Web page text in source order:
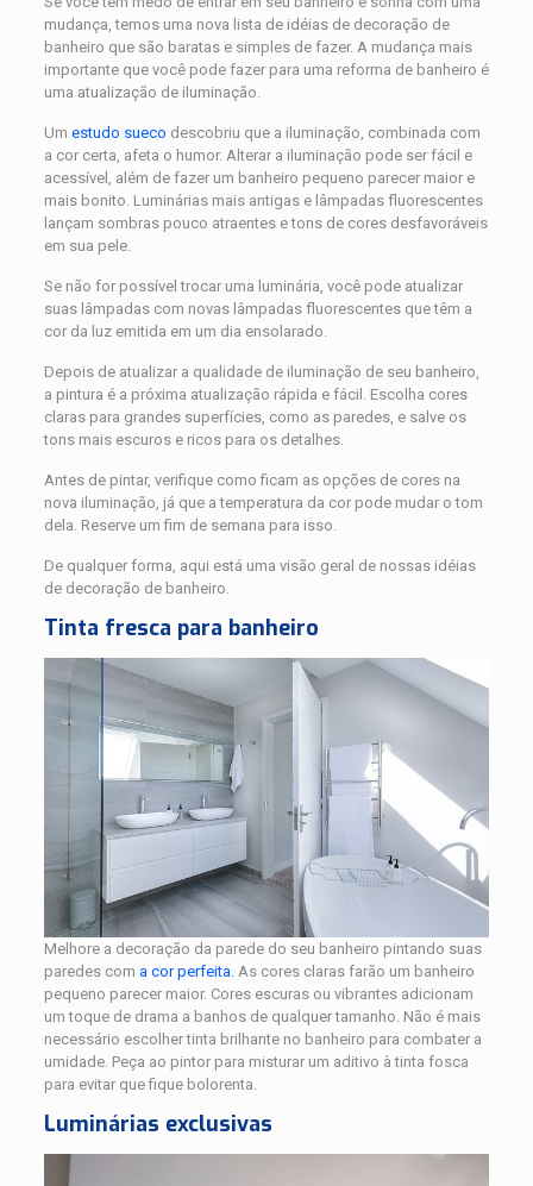
mudança, temos uma nova lista de idéias de decoração de
banheiro que são baratas e simples de fazer. A mudança mais
importante que você pode fazer para uma reforma de banheiro é
uma atualização de iluminação.
Um estudo sueco descobriu que a iluminação, combinada com
a cor certa, afeta o humor. Alterar a iluminação pode ser fácil e
acessível, além de fazer um banheiro pequeno parecer maior e
mais bonito. Luminárias mais antigas e lâmpadas fluorescentes
lançam sombras pouco atraentes e tons de cores desfavoráveis
​​em sua pele.
Se não for possível trocar uma luminária, você pode atualizar
suas lâmpadas com novas lâmpadas fluorescentes que têm a
cor da luz emitida em um dia ensolarado.
Depois de atualizar a qualidade de iluminação de seu banheiro,
a pintura é a próxima atualização rápida e fácil. Escolha cores
claras para grandes superfícies, como as paredes, e salve os
tons mais escuros e ricos para os detalhes.
Antes de pintar, verifique como ficam as opções de cores na
nova iluminação, já que a temperatura da cor pode mudar o tom
dela. Reserve um fim de semana para isso.
De qualquer forma, aqui está uma visão geral de nossas idéias
de decoração de banheiro.
Tinta fresca para banheiro
Melhore a decoração da parede do seu banheiro pintando suas
paredes com a cor perfeita . As cores claras farão um banheiro
pequeno parecer maior. Cores escuras ou vibrantes adicionam
um toque de drama a banhos de qualquer tamanho. Não é mais
necessário escolher tinta brilhante no banheiro para combater a
umidade. Peça ao pintor para misturar um aditivo à tinta fosca
para evitar que fique bolorenta.
Luminárias exclusivas